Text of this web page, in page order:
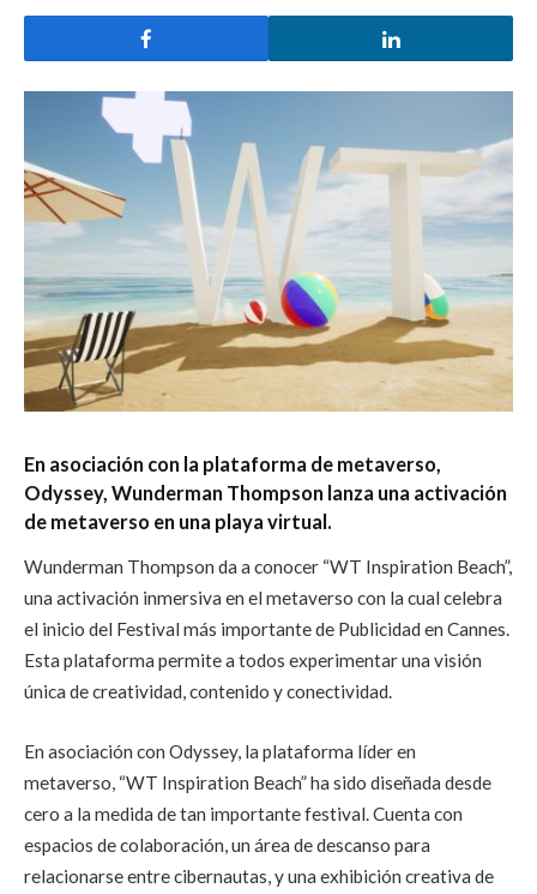
En asociación con la plataforma de metaverso,
Odyssey, Wunderman Thompson lanza una activación
de metaverso en una playa virtual.
Wunderman Thompson da a conocer “WT Inspiration Beach”,
una activación inmersiva en el metaverso con la cual celebra
el inicio del Festival más importante de Publicidad en Cannes.
Esta plataforma permite a todos experimentar una visión
única de creatividad, contenido y conectividad.
En asociación con Odyssey, la plataforma líder en
metaverso, “WT Inspiration Beach” ha sido diseñada desde
cero a la medida de tan importante festival. Cuenta con
espacios de colaboración, un área de descanso para
relacionarse entre cibernautas, y una exhibición creativa de